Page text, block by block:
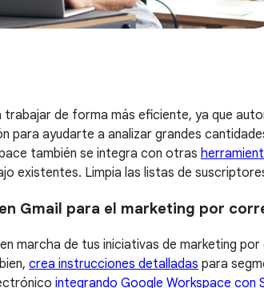
trabajar de forma más eficiente, ya que
para ayudarte a analizar grandes
también se integra con otras
existentes. Limpia las listas de
Gmail para el marketing por
marcha de tus iniciativas de marketing
crea instrucciones detalladas para
integrando Google Workspace con